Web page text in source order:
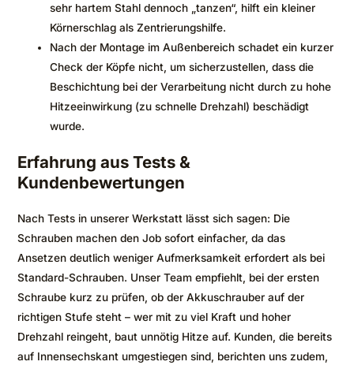
sehr hartem Stahl dennoch „tanzen“, hilft ein kleiner
Körnerschlag als Zentrierungshilfe.
Nach der Montage im Außenbereich schadet ein kurzer
Check der Köpfe nicht, um sicherzustellen, dass die
Beschichtung bei der Verarbeitung nicht durch zu hohe
Hitzeeinwirkung (zu schnelle Drehzahl) beschädigt
wurde.
Erfahrung aus Tests &
Kundenbewertungen
Nach Tests in unserer Werkstatt lässt sich sagen: Die
Schrauben machen den Job sofort einfacher, da das
Ansetzen deutlich weniger Aufmerksamkeit erfordert als bei
Standard-Schrauben. Unser Team empfiehlt, bei der ersten
Schraube kurz zu prüfen, ob der Akkuschrauber auf der
richtigen Stufe steht – wer mit zu viel Kraft und hoher
Drehzahl reingeht, baut unnötig Hitze auf. Kunden, die bereits
auf Innensechskant umgestiegen sind, berichten uns zudem,